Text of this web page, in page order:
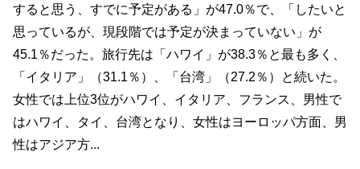
すると思う、すでに予定がある」が47.0％で、「したいと
思っているが、現段階では予定が決まっていない」が
45.1％だった。旅行先は「ハワイ」が38.3％と最も多く、
「イタリア」（31.1％）、「台湾」（27.2％）と続いた。
女性では上位3位がハワイ、イタリア、フランス、男性で
はハワイ、タイ、台湾となり、女性はヨーロッパ方面、男
性はアジア方...